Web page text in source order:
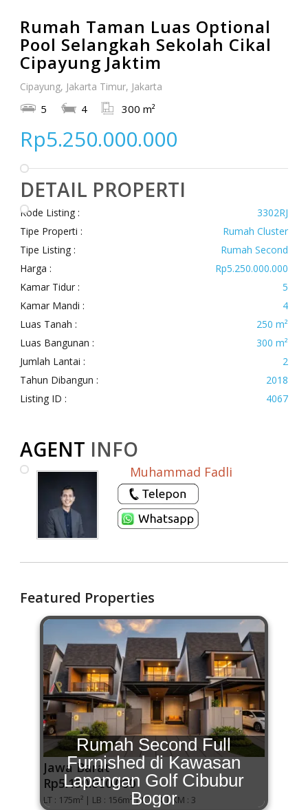
Rumah Taman Luas Optional
Pool Selangkah Sekolah Cikal
Cipayung Jaktim
Cipayung, Jakarta Timur, Jakarta
5 4 300 m²
Rp5.250.000.000
DETAIL PROPERTI
Kode Listing :
3302RJ
Tipe Properti :
Rumah Cluster
Tipe Listing :
Rumah Second
Harga :
Rp5.250.000.000
Kamar Tidur :
5
Kamar Mandi :
4
Luas Tanah :
250 m²
Luas Bangunan :
300 m²
Jumlah Lantai :
2
Tahun Dibangun :
2018
Listing ID :
4067
AGENT INFO
Muhammad Fadli
Featured Properties
Rumah Second Full
Furnished di Kawasan
Lapangan Golf Cibubur
Bogor
Jawa Barat
Rp5.150.000.000
LT : 175m²| LB : 156m²|KT :4| KM : 3